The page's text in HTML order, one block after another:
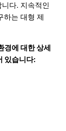
다. 지속적인
하는 대형 제
경에 대한 상세
있습니다: